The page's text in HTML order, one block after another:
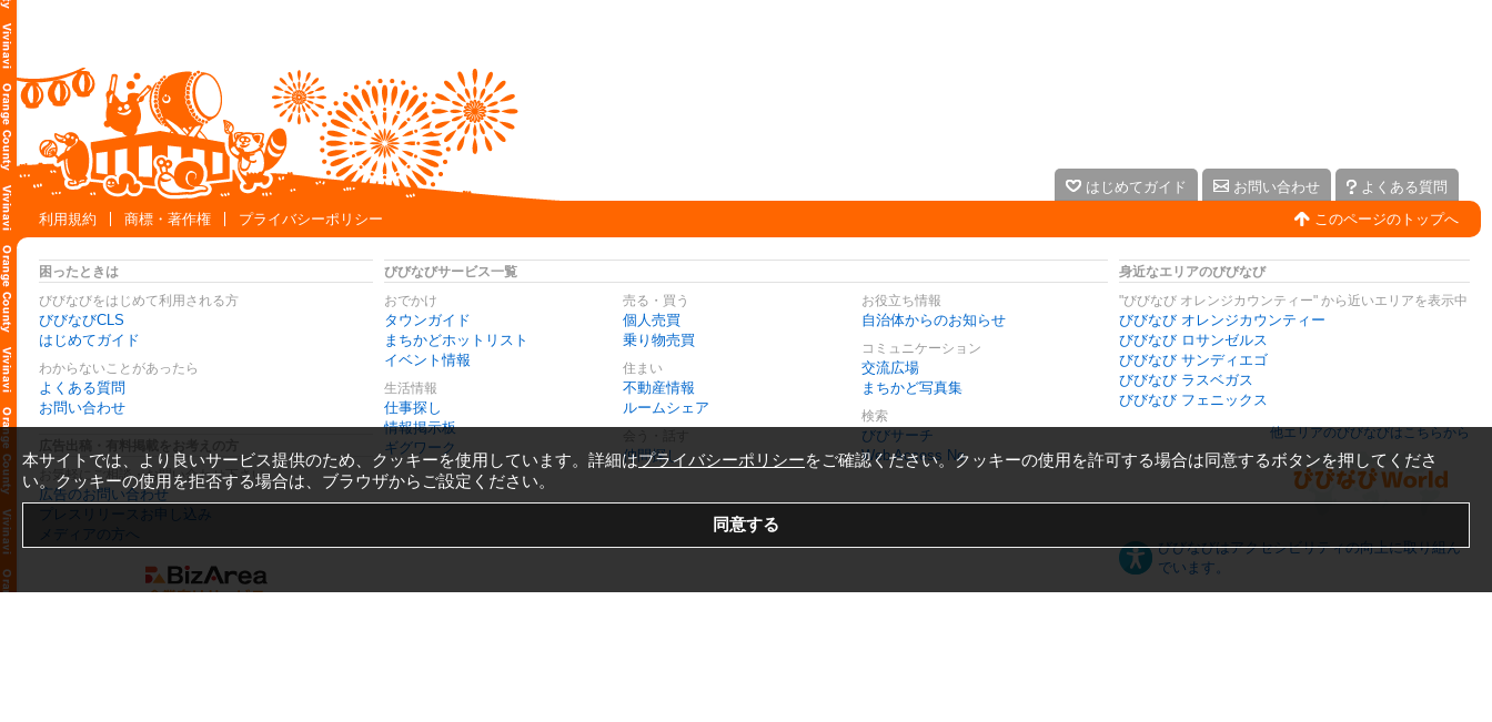
はじめてガイド お問い合わせ
よくある質問
利用規約
商標・著作権 プライバシーポリシー このページのトップへ
困ったときは
びびなびをはじめて利用される方
びびなびCLS
はじめてガイド
わからないことがあったら
よくある質問
お問い合わせ
お気軽にご相談・お問い合わせ下さい
広告のお問い合わせ
プレスリリースお申し込み
メディアの方へ
びびなびサービス一覧
おでかけ
タウンガイド
まちかどホットリスト
イベント情報
生活情報
仕事探し
情報掲示板
ギグワーク
売る・買う
個人売買
乗り物売買
住まい
不動産情報
ルームシェア
仲間探し
お役立ち情報
自治体からのお知らせ
コミュニケーション
交流広場
まちかど写真集
検索
びびサーチ
Web Access No.
身近なエリアのびびなび
"びびなび オレンジカウンティー" から近いエリアを表示中
びびなび オレンジカウンティー
びびなび ロサンゼルス
びびなび サンディエゴ
びびなび ラスベガス
びびなび フェニックス
他エリアのびびなびはこちらから
びびなびはアクセシビリティの向上に取り組ん
でいます。
本サイトでは、より良いサービス提供のため、クッキーを使用しています。詳細はプライバシーポリシーをご確認ください。クッキーの使用を許可する場合は同意するボタンを押してくださ
い。クッキーの使用を拒否する場合は、ブラウザからご設定ください。